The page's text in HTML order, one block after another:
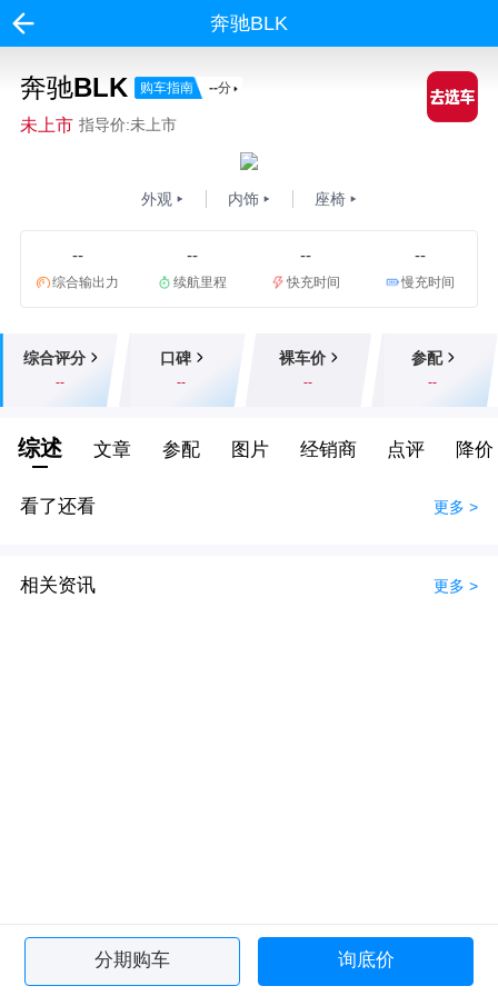
奔驰BLK
奔驰BLK 购车指南 --分
未上市 指导价:未上市
外观 内饰 座椅
--
综合输出力
--
续航里程
--
快充时间
--
慢充时间
综合评分
--
口碑
--
裸车价
--
参配
--
综述 文章 参配 图片 经销商 点评 降价
看了还看 更多 >
相关资讯 更多 >
分期购车 询底价